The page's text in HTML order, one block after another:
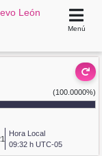
León
Menú
(100.0000%)
Hora Local
09:32 h UTC-05